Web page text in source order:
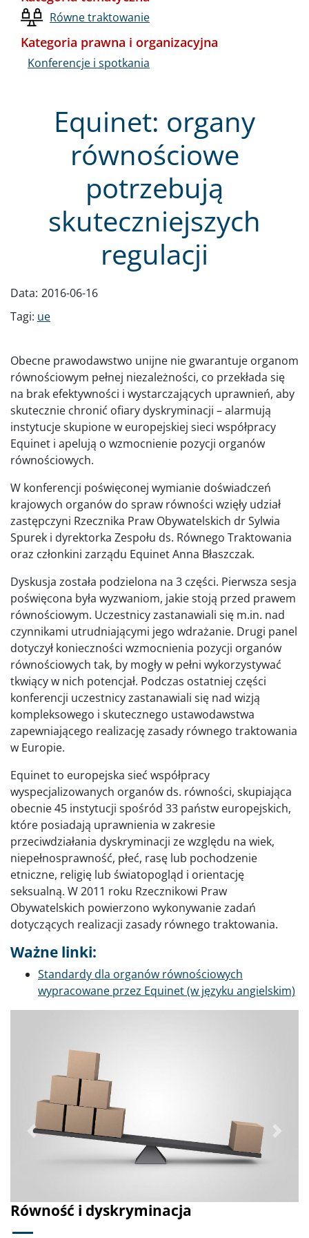
Equinet: organy
równościowe
potrzebują
skuteczniejszych
regulacji
Data: 2016-06-16
Tagi: ue
Obecne prawodawstwo unijne nie gwarantuje organom
równościowym pełnej niezależności, co przekłada się
na brak efektywności i wystarczających uprawnień, aby
skutecznie chronić ofiary dyskryminacji – alarmują
instytucje skupione w europejskiej sieci współpracy
Equinet i apelują o wzmocnienie pozycji organów
równościowych.
W konferencji poświęconej wymianie doświadczeń
krajowych organów do spraw równości wzięły udział
zastępczyni Rzecznika Praw Obywatelskich dr Sylwia
Spurek i dyrektorka Zespołu ds. Równego Traktowania
oraz członkini zarządu Equinet Anna Błaszczak.
Dyskusja została podzielona na 3 części. Pierwsza sesja
poświęcona była wyzwaniom, jakie stoją przed prawem
równościowym. Uczestnicy zastanawiali się m.in. nad
czynnikami utrudniającymi jego wdrażanie. Drugi panel
dotyczył konieczności wzmocnienia pozycji organów
równościowych tak, by mogły w pełni wykorzystywać
tkwiący w nich potencjał. Podczas ostatniej części
konferencji uczestnicy zastanawiali się nad wizją
kompleksowego i skutecznego ustawodawstwa
zapewniającego realizację zasady równego traktowania
w Europie.
Equinet to europejska sieć współpracy
wyspecjalizowanych organów ds. równości, skupiająca
obecnie 45 instytucji spośród 33 państw europejskich,
które posiadają uprawnienia w zakresie
przeciwdziałania dyskryminacji ze względu na wiek,
niepełnosprawność, płeć, rasę lub pochodzenie
etniczne, religię lub światopogląd i orientację
seksualną. W 2011 roku Rzecznikowi Praw
Obywatelskich powierzono wykonywanie zadań
dotyczących realizacji zasady równego traktowania.
Ważne linki:
Standardy dla organów równościowych
wypracowane przez Equinet (w języku angielskim)
Równość i dyskryminacja
Poprzednie Dalej
Równe traktowanie
Kategoria prawna i organizacyjna
Konferencje i spotkania